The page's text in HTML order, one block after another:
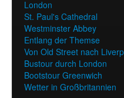
London
St. Paul's Cathedral
Westminster Abbey
Entlang der Themse
Von Old Street nach
Bustour durch London
Bootstour Greenwich
Wetter in Großbritannien